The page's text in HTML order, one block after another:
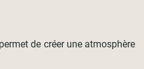
de créer une atmosphère